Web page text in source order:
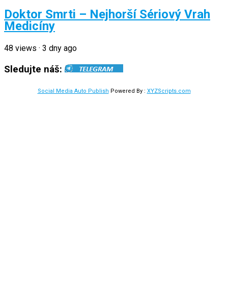
Doktor Smrti – Nejhorší Sériový Vrah
Medicíny
48 views · 3 dny ago
Sledujte náš:
Social Media Auto Publish Powered By : XYZScripts.com